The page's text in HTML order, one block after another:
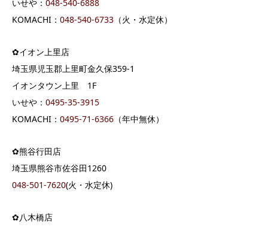
いせや： 048-540-6888
KOMACHI： 048-540-6733 （火・水定休）
✿イオン上里店
埼玉県児玉郡上里町金久保359-1
イオンタウン上里 1F
いせや： 0495-35-3915
KOMACHI： 0495-71-6366 （年中無休）
✿熊谷行田店
埼玉県熊谷市佐谷田1260
048-501-7620(火・水定休)
✿八木橋店